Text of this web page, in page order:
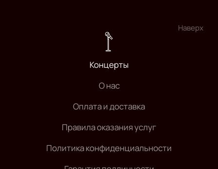
Наверх
Концерты
О нас
Оплата и доставка
Правила оказания услуг
Политика конфиденциальности